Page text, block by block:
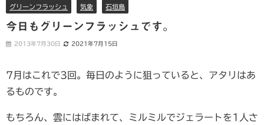
グリーンフラッシュ 気象 石垣島
今日もグリーンフラッシュです。
2013年7月30日 2021年7月15日
7月はこれで3回。毎日のように狙っていると、アタリはあ
るものです。
もちろん、雲にはばまれて、ミルミルでジェラートを1人さ